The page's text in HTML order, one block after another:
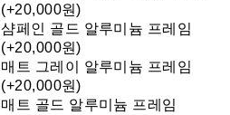
(+20,000원)
샴페인 골드 알루미늄 프레임
(+20,000원)
매트 그레이 알루미늄 프레임
(+20,000원)
매트 골드 알루미늄 프레임